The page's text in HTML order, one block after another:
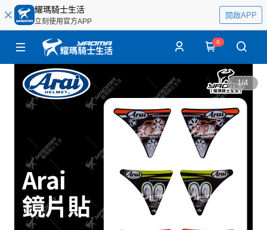
耀瑪騎士生活
立刻使用官方APP
開啟APP
0
1/4